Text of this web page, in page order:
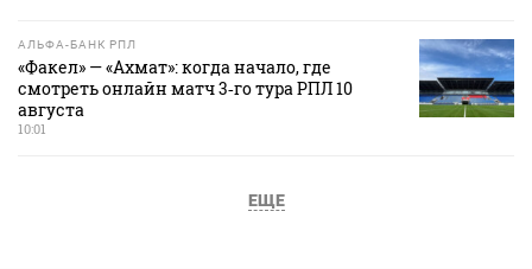
АЛЬФА-БАНК РПЛ
«Факел» — «Ахмат»: когда начало, где
смотреть онлайн матч 3‑го тура РПЛ 10
августа
10:01
ЕЩЕ